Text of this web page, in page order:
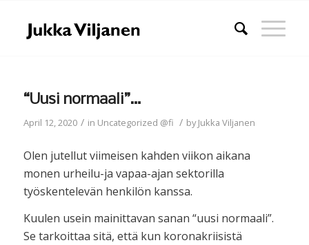
“Uusi normaali”…
April 12, 2020 / in Uncategorized @fi / byJukka Viljanen
Olen jutellut viimeisen kahden viikon aikana
monen urheilu-ja vapaa-ajan sektorilla
työskentelevän henkilön kanssa.
Kuulen usein mainittavan sanan “uusi normaali”.
Se tarkoittaa sitä, että kun koronakriisistä